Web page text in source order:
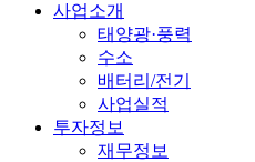
사업소개
태양광·풍력
수소
배터리/전기
사업실적
투자정보
재무정보